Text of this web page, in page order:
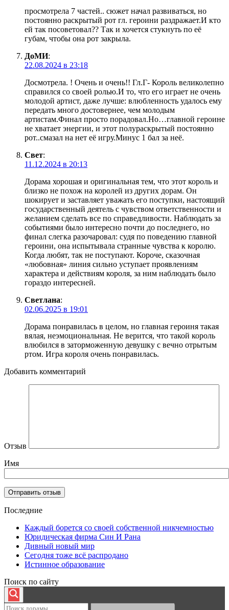
просмотрела 7 частей.. сюжет начал развиваться, но
постоянно раскрытый рот гл. героини раздражает.И кто
ей так посоветовал?? Так и хочется стукнуть по её
губам, чтобы она рот закрыла.
ДоМИ:
22.08.2024 в 23:18
Досмотрела. ! Очень и очень!! Гл.Г- Король великолепно
справился со своей ролью.И то, что его играет не очень
молодой артист, даже лучше: влюбленность удалось ему
передать много достовернее, чем молодым
артистам.Финал просто порадовал.Но…главной героине
не хватает энергии, и этот полураскрытый постоянно
рот..смазал на нет её игру.Минус 1 бал за неё.
Свет:
11.12.2024 в 20:13
Дорама хорошая и оригинальная тем, что этот король и
близко не похож на королей из других дорам. Он
шокирует и заставляет уважать его поступки, настоящий
государственный деятель с чувством ответственности и
желанием сделать все по справедливости. Наблюдать за
событиями было интересно почти до последнего, но
финал слегка разочаровал: судя по поведению главной
героини, она испытывала странные чувства к королю.
Когда любят, так не поступают. Короче, сказочная
«любовная» линия сильно уступает проявлениям
характера и действиям короля, за ним наблюдать было
гораздо интересней.
Светлана:
02.06.2025 в 19:01
Дорама понравилась в целом, но главная героиня такая
вялая, неэмоциональная. Не верится, что такой король
влюбился в заторможенную девушку с вечно отрытым
ртом. Игра короля очень понравилась.
Добавить комментарий
Отзыв
Имя
Последние
Каждый борется со своей собственной никчемностью
Юридическая фирма Син И Рана
Дивный новый мир
Сегодня тоже всё распродано
Истинное образование
Поиск по сайту